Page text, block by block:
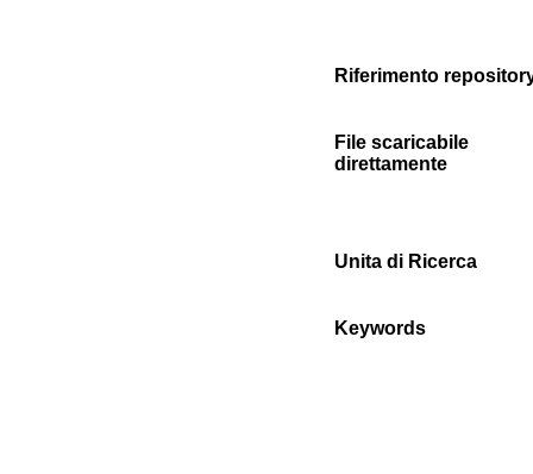
Riferimento
File scaricabile
direttamente
Unita di Ricerca
Keywords